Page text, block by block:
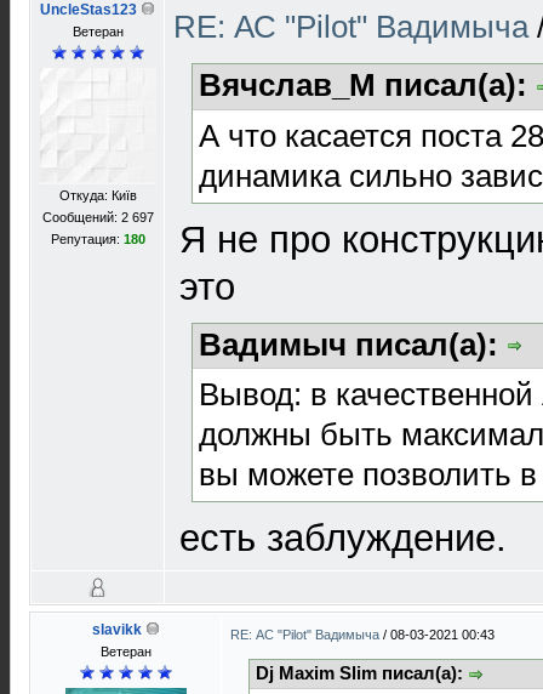
UncleStas123
Ветеран
Откуда: Київ
Сообщений: 2 697
Репутация: 180
RE: АС "Pilot" Вадимыча
Вячслав_М писал(а):
А что касается поста
динамика сильно
Я не про
это
Вадимыч писал(а):
Вывод: в
должны быть
вы можете позволить
есть заблуждение.
slavikk
Ветеран
RE: АС "Pilot" Вадимыча / 08-03-2021 00:43
Dj Maxim Slim писал(а):